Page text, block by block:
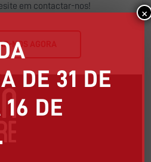
em contactar-nos!
NOS AGORA
DE 31 DE
16 DE
×